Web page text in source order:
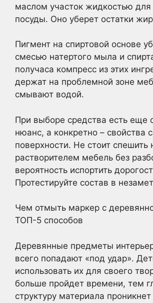
маслом участок жидкостью
посуды. Оно уберет остатки
Пигмент на спиртовой основе
смесью натертого мыла и
получаса компресс из этих
держат на проблемной зоне
смывают водой.
При выборе средства есть еще
нюанс, а конкретно – свойства
поверхности. Не стоит спешить
растворителем мебель без
вероятность испортить
Протестируйте состав в
Чем отмыть маркер с
ТОП-5 способов
Деревянные предметы
всего попадают «под удар».
использовать их для своего
больше пройдет времени, тем
структуру материала проникнет